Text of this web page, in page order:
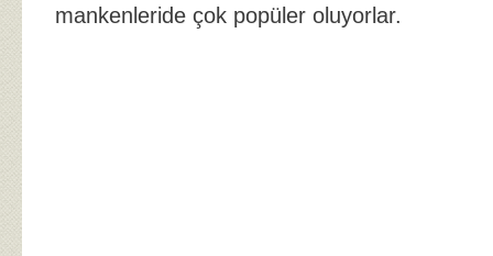
mankenleride çok popüler oluyorlar.